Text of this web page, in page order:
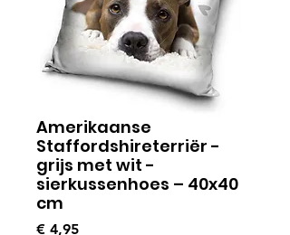
Amerikaanse
Staffordshireterriër -
grijs met wit -
sierkussenhoes – 40x40
cm
€ 4,95Prijs